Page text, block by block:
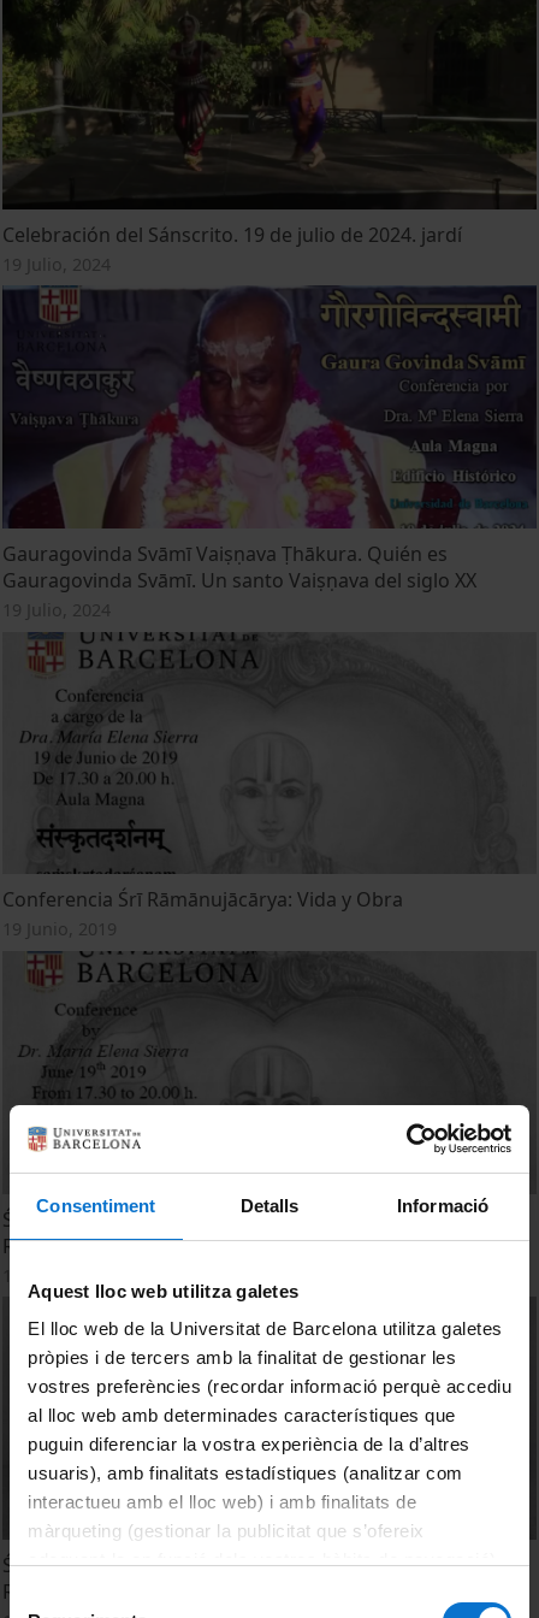
Consentiment Detalls Informació
Aquest lloc web utilitza galetes
El lloc web de la Universitat de Barcelona utilitza galetes
pròpies i de tercers amb la finalitat de gestionar les
vostres preferències (recordar informació perquè accediu
al lloc web amb determinades característiques que
puguin diferenciar la vostra experiència de la d’altres
usuaris), amb finalitats estadístiques (analitzar com
interactueu amb el lloc web) i amb finalitats de
màrqueting (gestionar la publicitat que s’ofereix
Selecció
Celebración del Sánscrito. 19 de julio de 2024. jardí
19 Julio, 2024
Gauragovinda Svāmī Vaiṣṇava Ṭhākura. Quién es
Gauragovinda Svāmī. Un santo Vaiṣṇava del siglo XX
19 Julio, 2024
Conferencia Śrī Rāmānujācārya: Vida y Obra
19 Junio, 2019
Śrī Rāmānujācārya Sahasrābdi Thousand years of Śrī
Rāmānujācārya. Life and work in 73 images.
Śrī Rāmānujācārya Sahasrābdi Mil anys de Śrī
Rāmānujācārya. Vida i Obra en 73 imatges